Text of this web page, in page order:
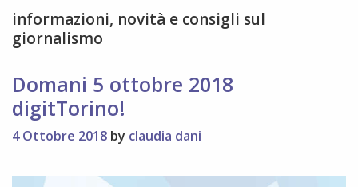
informazioni, novità e consigli sul
giornalismo
Domani 5 ottobre 2018
digitTorino!
4 Ottobre 2018 by claudia dani